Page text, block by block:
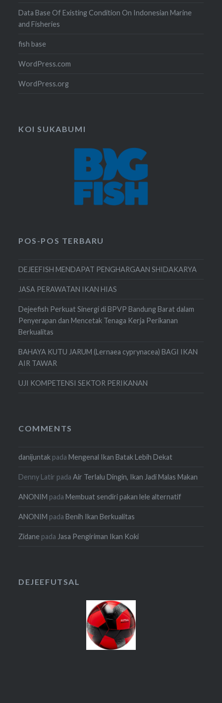
Data Base Of Existing Condition On Indonesian Marine
and Fisheries
fish base
WordPress.com
WordPress.org
KOI SUKABUMI
POS-POS TERBARU
DEJEEFISH MENDAPAT PENGHARGAAN SHIDAKARYA
JASA PERAWATAN IKAN HIAS
Dejeefish Perkuat Sinergi di BPVP Bandung Barat dalam
Penyerapan dan Mencetak Tenaga Kerja Perikanan
Berkualitas
BAHAYA KUTU JARUM (Lernaea cyprynacea) BAGI IKAN
AIR TAWAR
UJI KOMPETENSI SEKTOR PERIKANAN
COMMENTS
danijuntak padaMengenal Ikan Batak Lebih Dekat
Denny Latir padaAir Terlalu Dingin, Ikan Jadi Malas Makan
ANONIM padaMembuat sendiri pakan lele alternatif
ANONIM padaBenih Ikan Berkualitas
Zidane pada Jasa Pengiriman Ikan Koki
DEJEEFUTSAL